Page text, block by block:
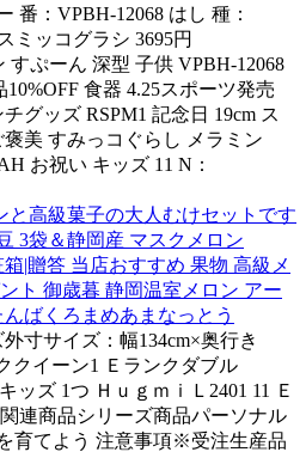
番：VPBH-12068 はし 種：
ミッコグラシ 3695円
すぷーん 深型 子供 VPBH-12068
食器 4.25スポーツ発売
グッズ RSPM1 記念日 19cm ス
美 すみっコぐらし メラミン
お祝い キッズ 11 N：
と高級菓子の大人むけセットです
3袋＆静岡産 マスクメロン
|贈答 当店おすすめ 果物 高級メ
ト 御歳暮 静岡温室メロン アー
ばくろまめあまなっとう
寸サイズ：幅134cm×奥行き
クイーン1 Ｅランクダブル
ズ 1つ ＨｕｇｍｉＬ2401 11 Ｅ
連商品シリーズ商品パーソナル
育てよう 注意事項※受注生産品